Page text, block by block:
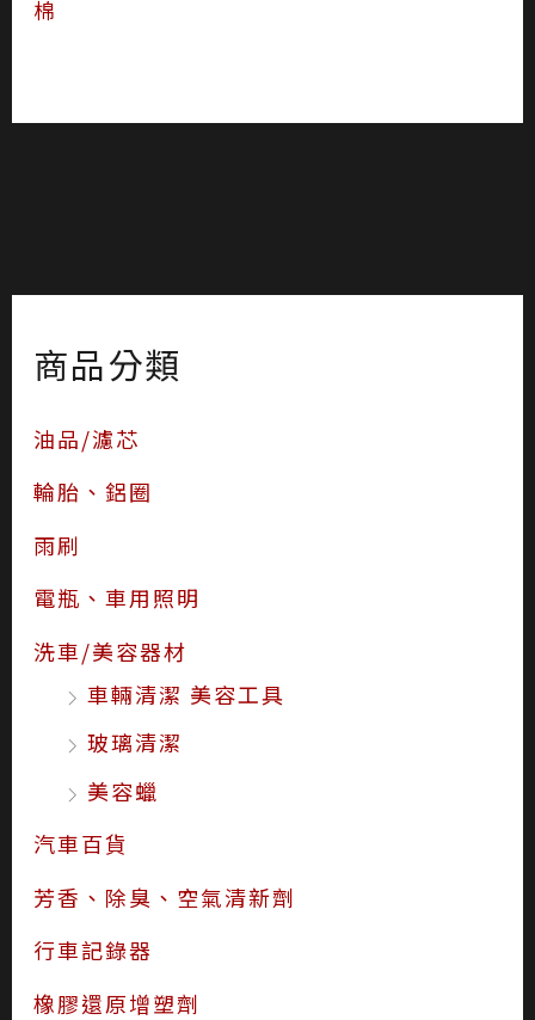
商品分類
油品/濾芯
輪胎、鋁圈
雨刷
電瓶、車用照明
洗車/美容器材
車輛清潔 美容工具
玻璃清潔
美容蠟
汽車百貨
芳香、除臭、空氣清新劑
行車記錄器
橡膠還原增塑劑
棉